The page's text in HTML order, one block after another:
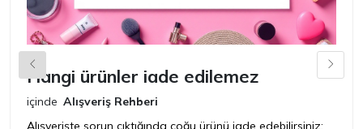
Hangi ürünler iade edilemez
içinde Alışveriş Rehberi
Alışverişte sorun çıktığında çoğu ürünü iade edebilirsiniz;